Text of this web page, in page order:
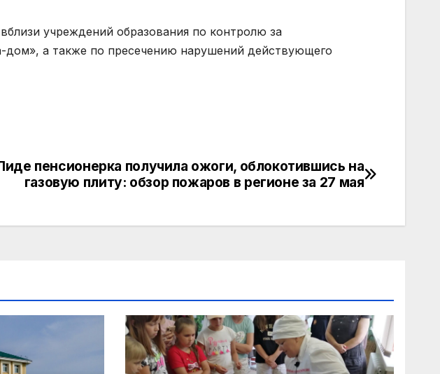
учреждений образования по контролю за
а также по пресечению нарушений действующего
пенсионерка получила ожоги, облокотившись на
газовую плиту: обзор пожаров в регионе за 27 мая